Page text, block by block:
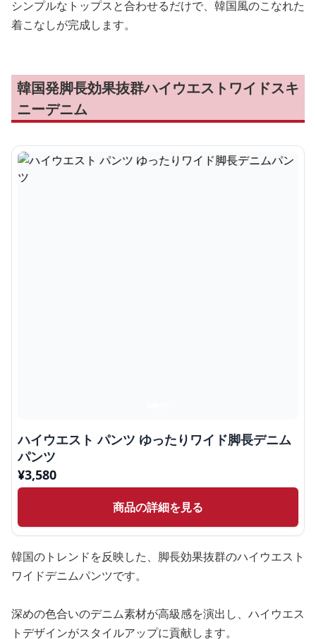
シンプルなトップスと合わせるだけで、韓国風のこなれた
着こなしが完成します。
韓国発脚長効果抜群ハイウエストワイドスキ
ニーデニム
ハイウエスト パンツ ゆったりワイド脚長デニム
パンツ
¥3,580
商品の詳細を見る
韓国のトレンドを反映した、脚長効果抜群のハイウエスト
ワイドデニムパンツです。
深めの色合いのデニム素材が高級感を演出し、ハイウエス
トデザインがスタイルアップに貢献します。